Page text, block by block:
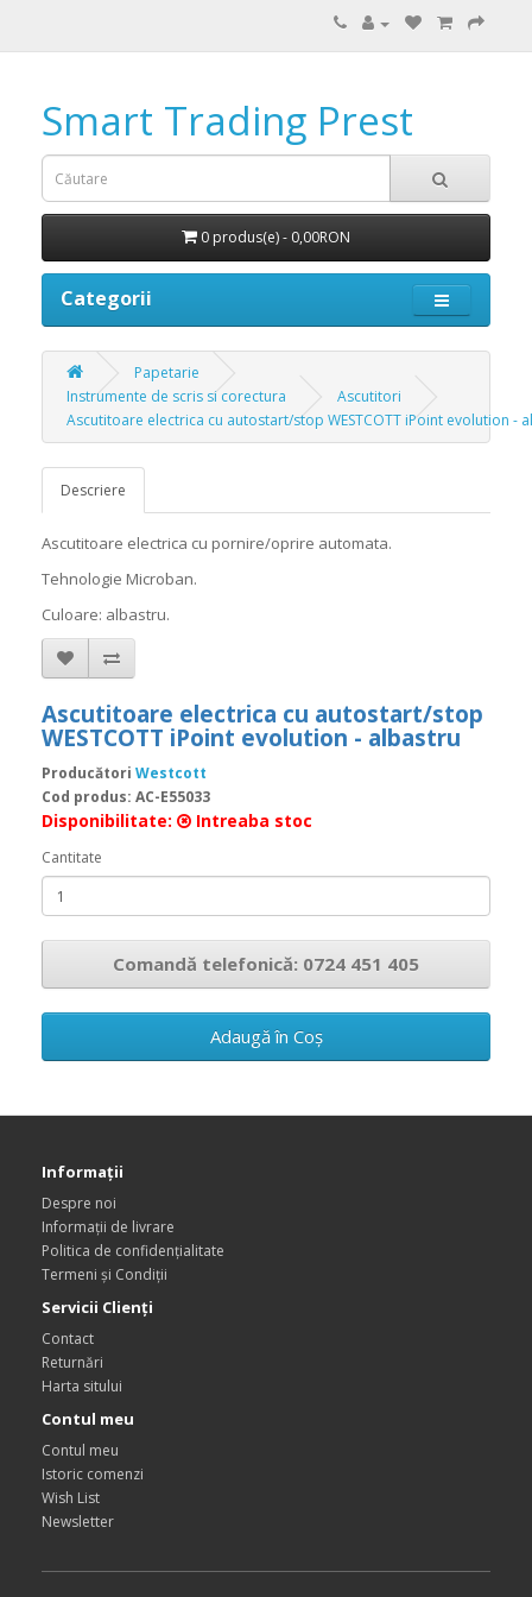
Smart Trading Prest
0 produs(e) - 0,00RON
Categorii
Papetarie
Instrumente de scris si corectura
Ascutitori
Ascutitoare electrica cu autostart/stop WESTCOTT iPoint evolution -
Descriere
Ascutitoare electrica cu pornire/oprire automata.
Tehnologie Microban.
Culoare: albastru.
Ascutitoare electrica cu autostart/stop
WESTCOTT iPoint evolution - albastru
Producători Westcott
Cod produs: AC-E55033
Disponibilitate: Intreaba stoc
Cantitate
Comandă telefonică: 0724 451 405
Adaugă în Coş
Informaţii
Despre noi
Informații de livrare
Politica de confidențialitate
Termeni și Condiții
Servicii Clienţi
Contact
Returnări
Harta sitului
Contul meu
Contul meu
Istoric comenzi
Wish List
Newsletter